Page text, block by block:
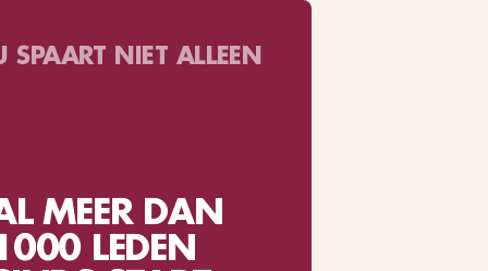
SPAART NIET ALLEEN
MEER DAN
LEDEN